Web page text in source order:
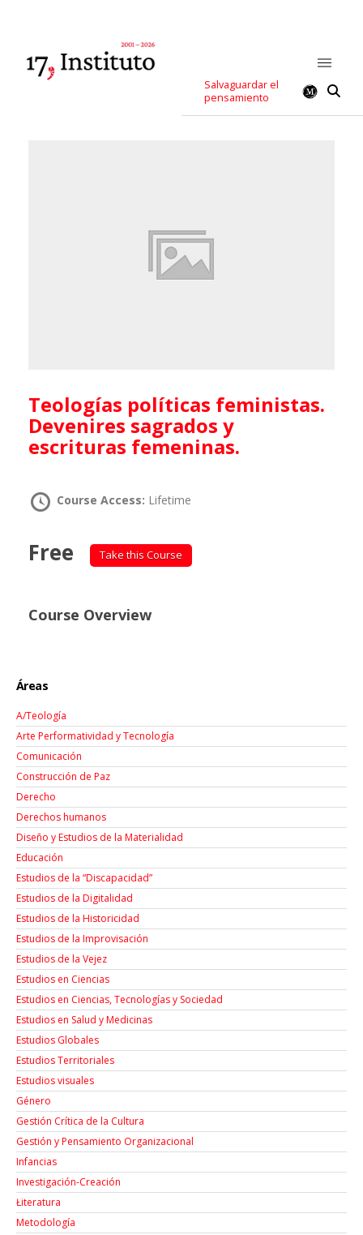
Salvaguardar el
pensamiento
Teologías políticas feministas.
Devenires sagrados y
escrituras femeninas.
Course Access: Lifetime
Free Take this Course
Course Overview
Áreas
A/Teología
Arte Performatividad y Tecnología
Comunicación
Construcción de Paz
Derecho
Derechos humanos
Diseño y Estudios de la Materialidad
Educación
Estudios de la “Discapacidad”
Estudios de la Digitalidad
Estudios de la Historicidad
Estudios de la Improvisación
Estudios de la Vejez
Estudios en Ciencias
Estudios en Ciencias, Tecnologías y Sociedad
Estudios en Salud y Medicinas
Estudios Globales
Estudios Territoriales
Estudios visuales
Género
Gestión Crítica de la Cultura
Gestión y Pensamiento Organizacional
Infancias
Investigación-Creación
Łiteratura
Metodología